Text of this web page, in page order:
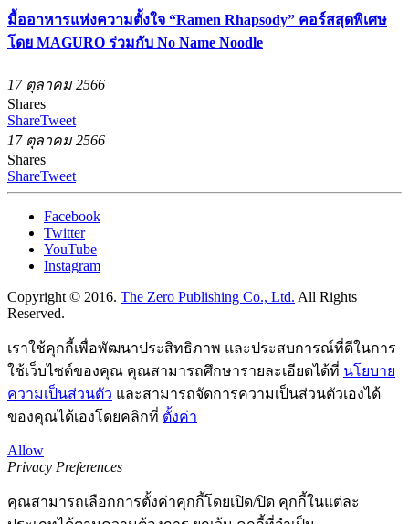
มื้ออาหารแห่งความตั้งใจ “Ramen Rhapsody” คอร์สสุดพิเศษ
โดย MAGURO ร่วมกับ No Name Noodle
17 ตุลาคม 2566
Shares
ShareTweet
17 ตุลาคม 2566
Shares
ShareTweet
Facebook
Twitter
YouTube
Instagram
Copyright © 2016. The Zero Publishing Co., Ltd. All Rights
Reserved.
เราใช้คุกกี้เพื่อพัฒนาประสิทธิภาพ และประสบการณ์ที่ดีในการ
ใช้เว็บไซต์ของคุณ คุณสามารถศึกษารายละเอียดได้ที่ นโยบาย
ความเป็นส่วนตัว และสามารถจัดการความเป็นส่วนตัวเองได้
ของคุณได้เองโดยคลิกที่ ตั้งค่า
Allow
Privacy Preferences
คุณสามารถเลือกการตั้งค่าคุกกี้โดยเปิด/ปิด คุกกี้ในแต่ละ